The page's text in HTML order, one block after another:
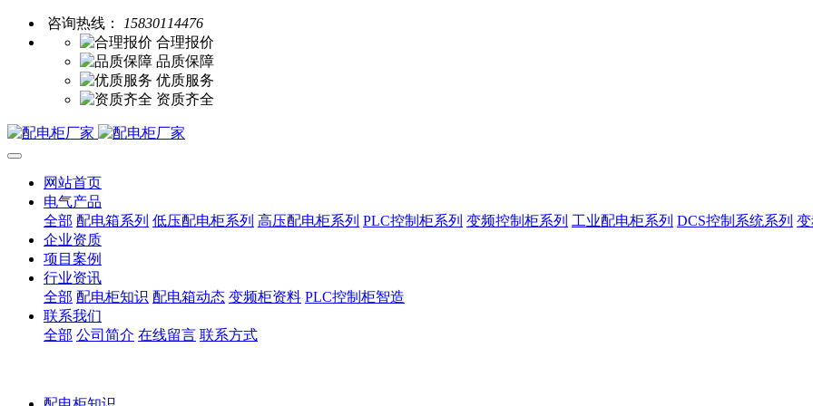
咨询热线：
15830114476
合理报价
品质保障
优质服务
资质齐全
网站首页
电气产品
全部 配电箱系列 低压配电柜系列 高压配电柜系列 PLC控制柜系列 变频控制柜系列 工业配电柜系列 DCS控制系统系列
企业资质
项目案例
行业资讯
全部 配电柜知识 配电箱动态 变频柜资料 PLC控制柜智造
联系我们
全部 公司简介 在线留言 联系方式